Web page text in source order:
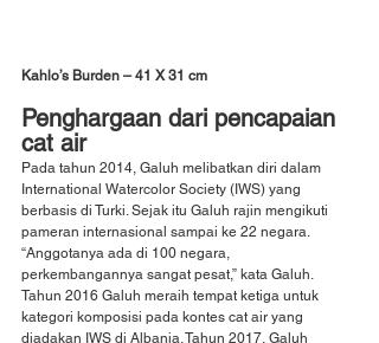
Kahlo’s Burden – 41 X 31 cm
Penghargaan dari pencapaian
cat air
Pada tahun 2014, Galuh melibatkan diri dalam
International Watercolor Society (IWS) yang
berbasis di Turki. Sejak itu Galuh rajin mengikuti
pameran internasional sampai ke 22 negara.
“Anggotanya ada di 100 negara,
perkembangannya sangat pesat,” kata Galuh.
Tahun 2016 Galuh meraih tempat ketiga untuk
kategori komposisi pada kontes cat air yang
diadakan IWS di Albania. Tahun 2017, Galuh